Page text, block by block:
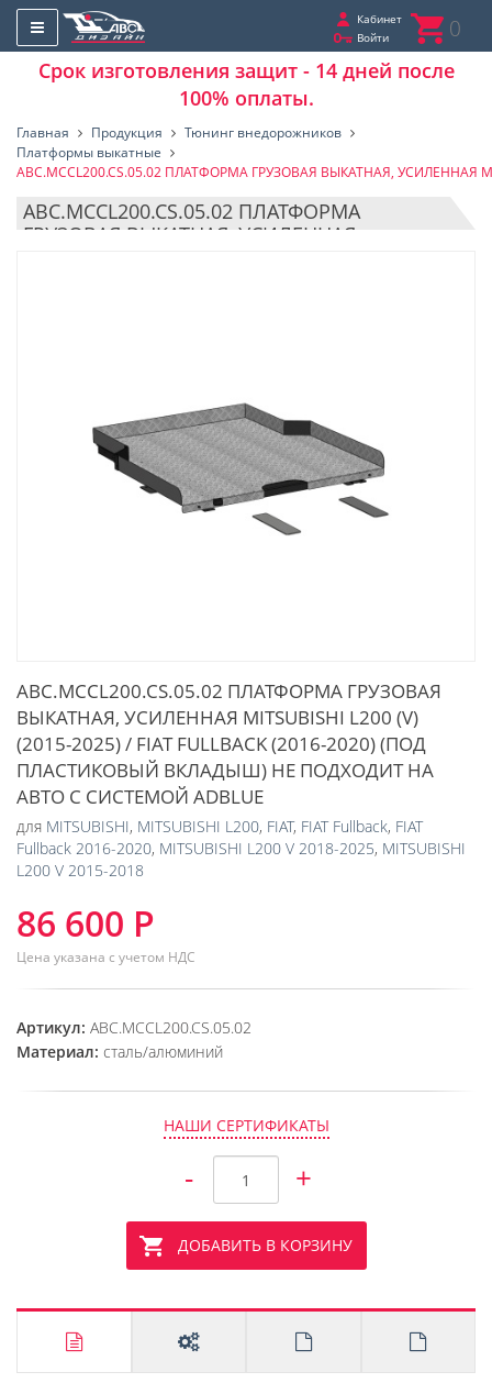
Кабинет
Войти
0
Срок изготовления защит - 14 дней после
100% оплаты.
Главная Продукция
Тюнинг внедорожников
Платформы выкатные
ABC.MCCL200.CS.05.02 ПЛАТФОРМА ГРУЗОВАЯ ВЫКАТНАЯ, УСИЛЕННАЯ
ABC.MCCL200.CS.05.02 ПЛАТФОРМА
ГРУЗОВАЯ ВЫКАТНАЯ, УСИЛЕННАЯ
ABC.MCCL200.CS.05.02 ПЛАТФОРМА ГРУЗОВАЯ
ВЫКАТНАЯ, УСИЛЕННАЯ MITSUBISHI L200 (V)
(2015-2025) / FIAT FULLBACK (2016-2020) (ПОД
ПЛАСТИКОВЫЙ ВКЛАДЫШ) НЕ ПОДХОДИТ НА
АВТО С СИСТЕМОЙ ADBLUE
для MITSUBISHI, MITSUBISHI L200, FIAT, FIAT Fullback, FIAT
Fullback 2016-2020, MITSUBISHI L200 V 2018-2025, MITSUBISHI
L200 V 2015-2018
86 600 Р
Цена указана с учетом НДС
Артикул: ABC.MCCL200.CS.05.02
Материал: сталь/алюминий
НАШИ СЕРТИФИКАТЫ
- +
ДОБАВИТЬ В КОРЗИНУ